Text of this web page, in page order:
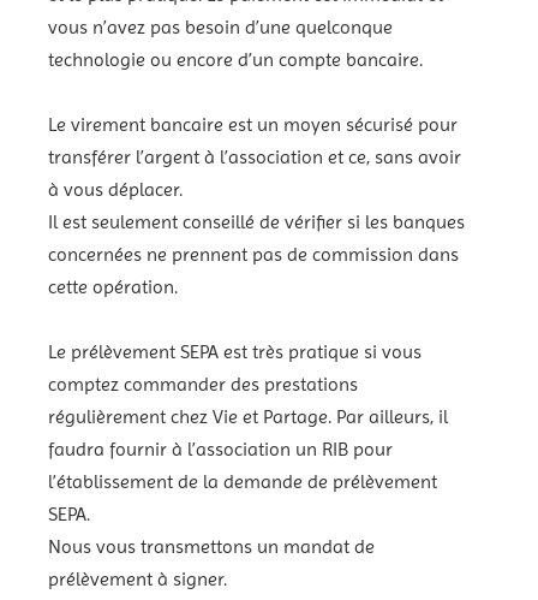
vous n’avez pas besoin d’une quelconque
technologie ou encore d’un compte bancaire.
Le virement bancaire est un moyen sécurisé pour
transférer l’argent à l’association et ce, sans avoir
à vous déplacer.
Il est seulement conseillé de vérifier si les banques
concernées ne prennent pas de commission dans
cette opération.
Le prélèvement SEPA est très pratique si vous
comptez commander des prestations
régulièrement chez Vie et Partage. Par ailleurs, il
faudra fournir à l’association un RIB pour
l’établissement de la demande de prélèvement
SEPA.
Nous vous transmettons un mandat de
prélèvement à signer.